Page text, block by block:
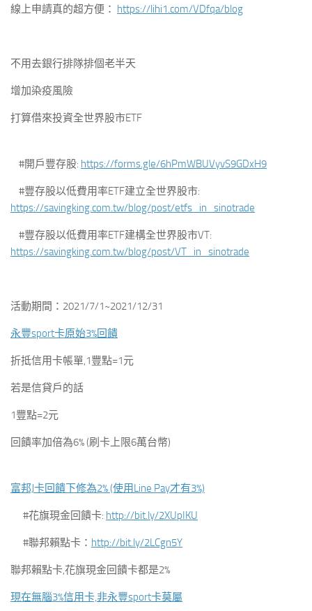
線上申請真的超方便： https://lihi1.com/VDfqa/blog
不用去銀行排隊排個老半天
增加染疫風險
打算借來投資全世界股市ETF
#開戶豐存股: https://forms.gle/6hPmWBUVyvS9GDxH9
#豐存股以低費用率ETF建立全世界股市:
https://savingking.com.tw/blog/post/etfs_in_sinotrade
#豐存股以低費用率ETF建構全世界股市VT:
https://savingking.com.tw/blog/post/VT_in_sinotrade
活動期間：2021/7/1~2021/12/31
永豐sport卡原始3%回饋
折抵信用卡帳單,1豐點=1元
若是信貸戶的話
1豐點=2元
回饋率加倍為6% (刷卡上限6萬台幣)
富邦J卡回饋下修為2% (使用Line Pay才有3%)
#花旗現金回饋卡: http://bit.ly/2XUpIKU
#聯邦賴點卡： http://bit.ly/2LCgn5Y
聯邦賴點卡,花旗現金回饋卡都是2%
現在無腦3%信用卡,非永豐sport卡莫屬